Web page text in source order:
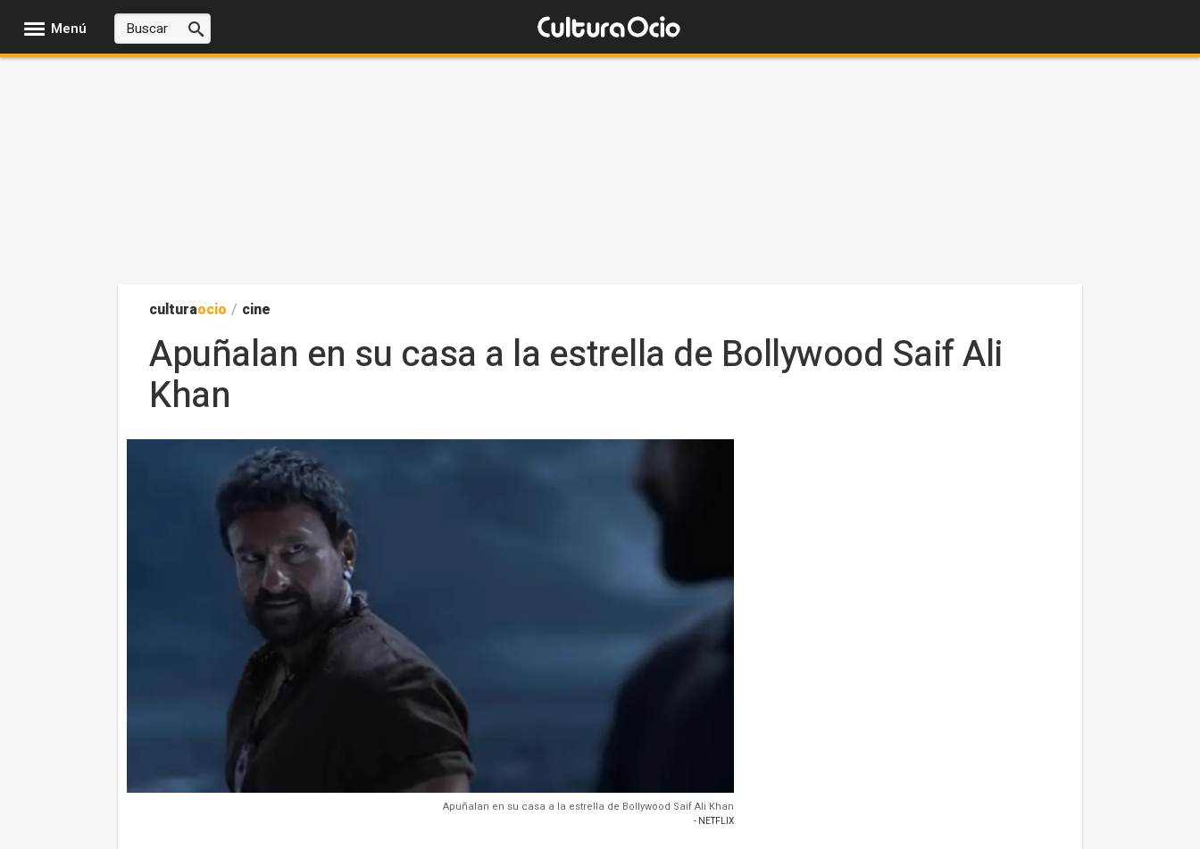
Menú
culturaocio / cine
Apuñalan en su casa a la estrella de Bollywood Saif Ali
Khan
Apuñalan en su casa a la estrella de Bollywood Saif Ali Khan
- NETFLIX